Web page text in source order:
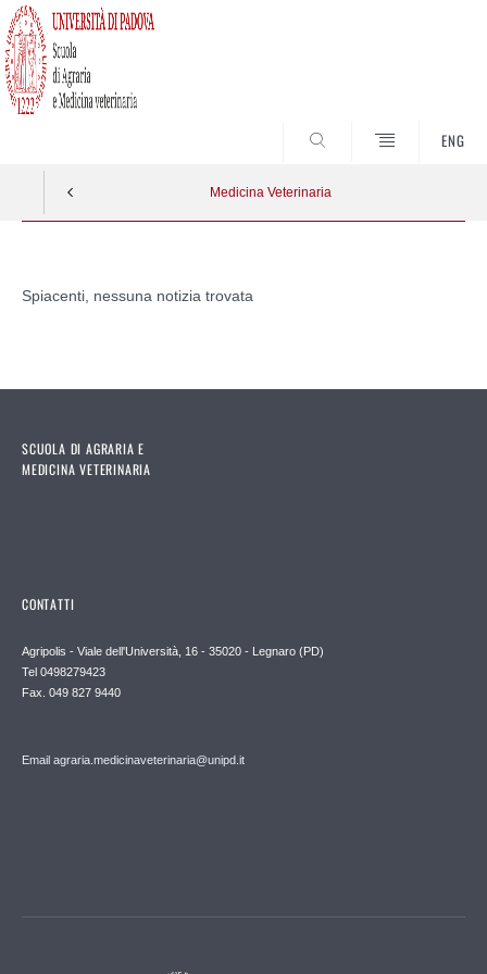
ENG
Medicina Veterinaria
contenuto
Spiacenti, nessuna notizia trovata
SCUOLA DI AGRARIA E
MEDICINA VETERINARIA
CONTATTI
Agripolis - Viale dell'Università, 16 - 35020 - Legnaro (PD)
Tel 0498279423
Fax. 049 827 9440
Email agraria.medicinaveterinaria@unipd.it